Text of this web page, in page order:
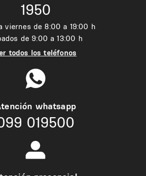
1950
viernes de 8:00 a 19:00 h
de 9:00 a 13:00 h
todos los teléfonos
whatsapp
019500